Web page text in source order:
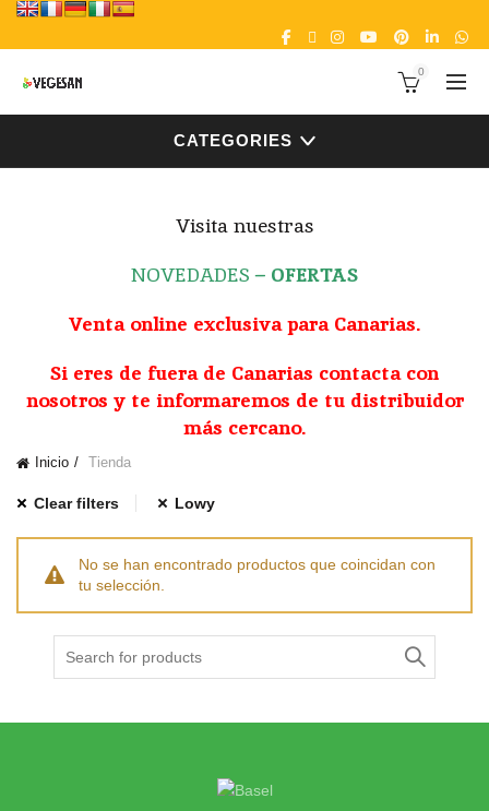
0
CATEGORIES
Visita nuestras
NOVEDADES – OFERTAS
Venta online exclusiva para Canarias.
Si eres de fuera de Canarias contacta con
nosotros y te informaremos de tu distribuidor
más cercano.
Inicio Tienda
Clear filters Lowy
No se han encontrado productos que coincidan con
tu selección.